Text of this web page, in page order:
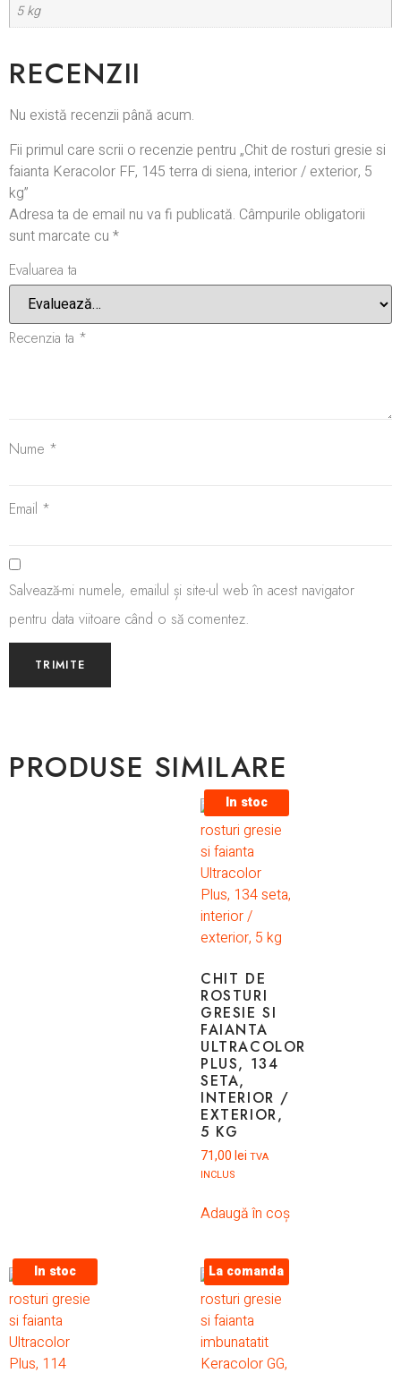
5 kg
RECENZII
Nu există recenzii până acum.
Fii primul care scrii o recenzie pentru „Chit de rosturi gresie si
faianta Keracolor FF, 145 terra di siena, interior / exterior, 5
kg”
Adresa ta de email nu va fi publicată. Câmpurile obligatorii
sunt marcate cu *
Evaluarea ta
Recenzia ta *
Nume *
Email *
Salvează-mi numele, emailul și site-ul web în acest navigator
pentru data viitoare când o să comentez.
PRODUSE SIMILARE
In stoc
CHIT DE
ROSTURI
GRESIE SI
FAIANTA
ULTRACOLOR
PLUS, 134
SETA,
INTERIOR /
EXTERIOR,
5 KG
71,00 lei TVA
INCLUS
Adaugă în coș
In stoc La comanda